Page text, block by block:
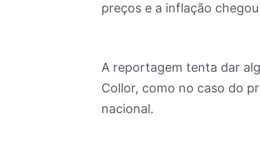
preços e a inflação
A reportagem tenta dar
Collor, como no caso do
nacional.